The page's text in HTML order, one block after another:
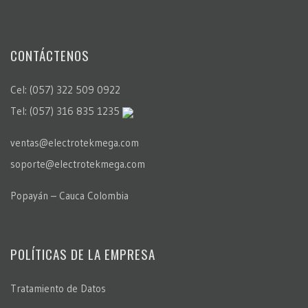
CONTÁCTENOS
Cel: (057) 322 509 0922
Tel: (057) 316 835 1235
ventas@electrotekmega.com
soporte@electrotekmega.com
Popayán – Cauca Colombia
POLÍTICAS DE LA EMPRESA
Tratamiento de Datos